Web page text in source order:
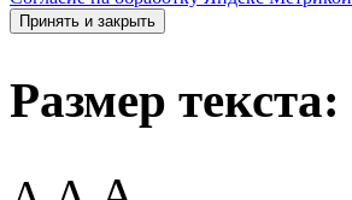
Принять и закрыть
Размер текста: